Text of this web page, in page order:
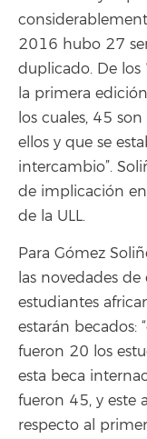
2016 hubo 27
duplicado. De
la primera
los cuales, 45
ellos y que se
intercambio”.
de implicación
de la ULL.
Para Gómez
las novedades
estudiantes
estarán becados:
fueron 20 los
esta beca
fueron 45, y este
respecto al